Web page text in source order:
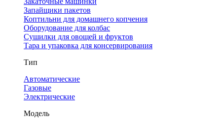
Запайщики пакетов
Коптильни для домашнего копчения
Оборудование для колбас
Сушилки для овощей и фруктов
Тара и упаковка для консервирования
Тип
Автоматические
Газовые
Электрические
Модель